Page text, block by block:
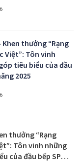
Khen thưởng “Rạng
Việt”: Tôn vinh
tiêu biểu của đầu
2025
thưởng “Rạng
Tôn vinh những
của đầu bếp SPC